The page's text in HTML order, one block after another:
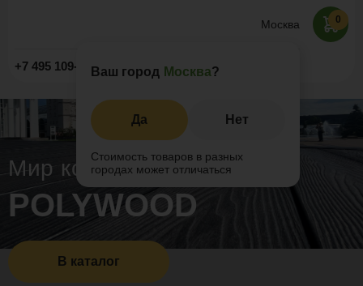
Москва
Ваш город Москва?
Да Нет
Стоимость товаров в разных
городах может отличаться
+7 495 109-52-09 Заказать звонок
0
Мир композитов
POLYWOOD
В каталог